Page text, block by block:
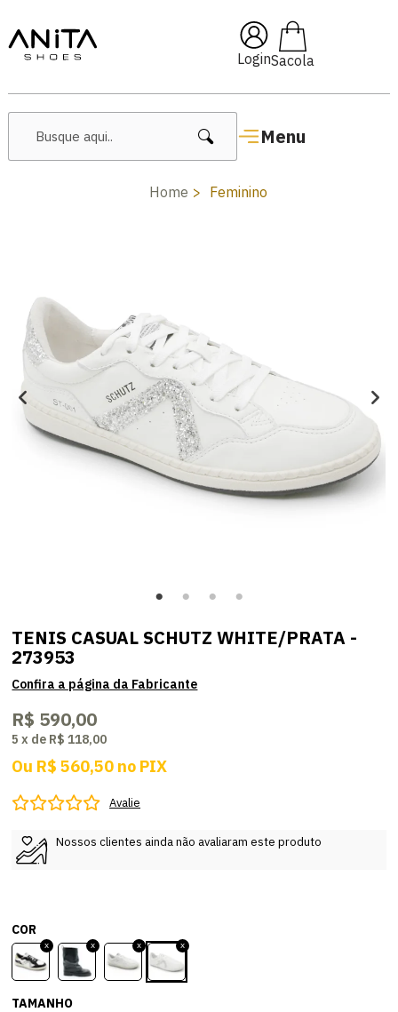
Login
Menu
🔥 Lançamentos Femininos
Home Feminino
TENIS CASUAL SCHUTZ WHITE/PRATA -
273953
R$ 590,00
5 x de R$ 118,00
Ou R$ 560,50 no PIX
Avalie
Nossos clientes ainda não avaliaram este produto
COR
TAMANHO